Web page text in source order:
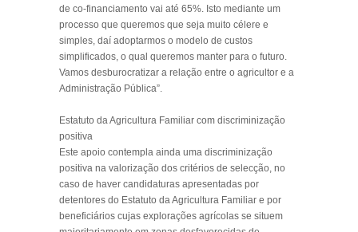
de co-financiamento vai até 65%. Isto mediante um
processo que queremos que seja muito célere e
simples, daí adoptarmos o modelo de custos
simplificados, o qual queremos manter para o futuro.
Vamos desburocratizar a relação entre o agricultor e a
Administração Pública”.
Estatuto da Agricultura Familiar com discriminização
positiva
Este apoio contempla ainda uma discriminização
positiva na valorização dos critérios de selecção, no
caso de haver candidaturas apresentadas por
detentores do Estatuto da Agricultura Familiar e por
beneficiários cujas explorações agrícolas se situem